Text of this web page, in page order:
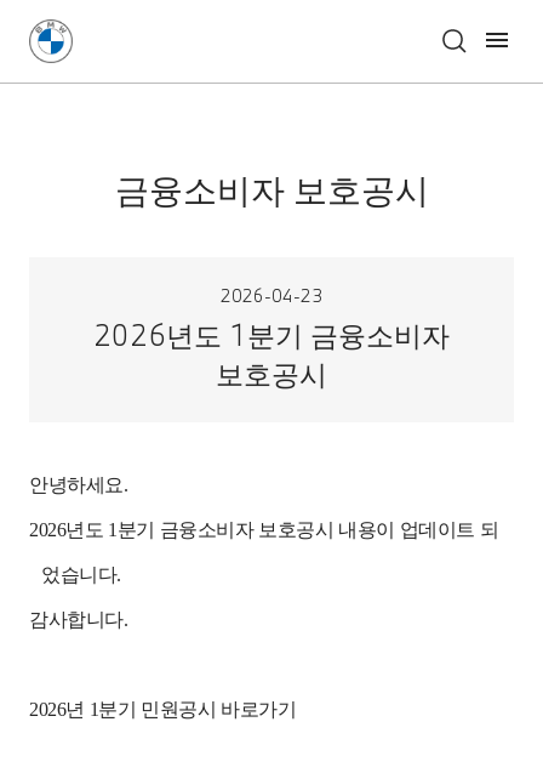
금융소비자 보호공시
2026-04-23
2026년도 1분기 금융소비자
보호공시
안녕하세요.
2026년도 1 분기 금융소비자 보호공시 내용이 업데이트 되
었습니다.
감사합니다.
2026년 1분기 민원공시 바로가기